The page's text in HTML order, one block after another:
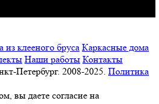
из клееного бруса Каркасные дома
Наши работы Контакты
Петербург. 2008-2025. Политика
вы даете согласие на